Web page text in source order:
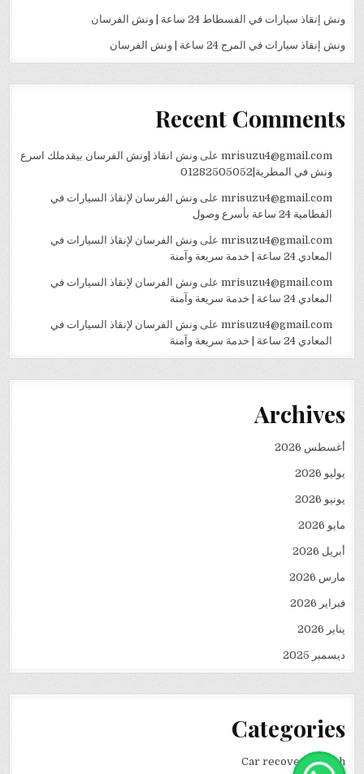
ونش إنقاذ سيارات في الفسطاط 24 ساعة | ونش الفرسان
ونش إنقاذ سيارات في المرج 24 ساعة | ونش الفرسان
Recent Comments
mrisuzu4@gmail.comعلى ونش انقاذ |ونش الفرسان بيقدملك اسرع
ونش في المطرية|01282505052
mrisuzu4@gmail.comعلى ونش الفرسان لإنقاذ السيارات في
القطامية 24 ساعة بأسرع وصول
mrisuzu4@gmail.comعلى ونش الفرسان لإنقاذ السيارات في
المعادي 24 ساعة | خدمة سريعة وآمنة
mrisuzu4@gmail.comعلى ونش الفرسان لإنقاذ السيارات في
المعادي 24 ساعة | خدمة سريعة وآمنة
mrisuzu4@gmail.comعلى ونش الفرسان لإنقاذ السيارات في
المعادي 24 ساعة | خدمة سريعة وآمنة
Archives
أغسطس 2026
يوليو 2026
يونيو 2026
مايو 2026
أبريل 2026
مارس 2026
فبراير 2026
يناير 2026
ديسمبر 2025
Categories
Car recovery winch